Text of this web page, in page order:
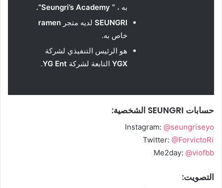
به ، “
Seungri’s Academy
“.
SEUNGRI لديه متجر ramen
خاص به.
هو الرئيس التنفيذي لشركة
YGX التابعة لشركة YG Ent
.
حسابات SEUNGRI الشخصية:
Instagram: @seungriseyo
Twitter: @ForvictoRi
Me2day: @viofbb
التصويت: